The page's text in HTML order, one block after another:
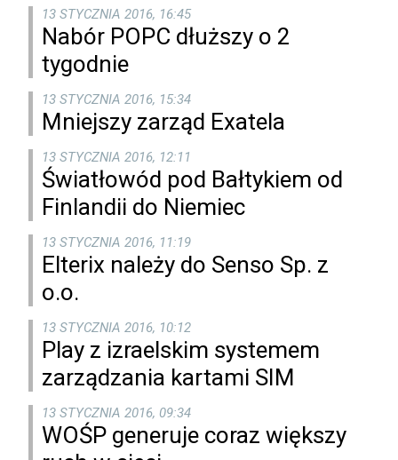
13 STYCZNIA 2016, 16:45
Nabór POPC dłuższy o 2
tygodnie
13 STYCZNIA 2016, 15:34
Mniejszy zarząd Exatela
13 STYCZNIA 2016, 12:11
Światłowód pod Bałtykiem od
Finlandii do Niemiec
13 STYCZNIA 2016, 11:19
Elterix należy do Senso Sp. z
o.o.
13 STYCZNIA 2016, 10:12
Play z izraelskim systemem
zarządzania kartami SIM
13 STYCZNIA 2016, 09:34
WOŚP generuje coraz większy